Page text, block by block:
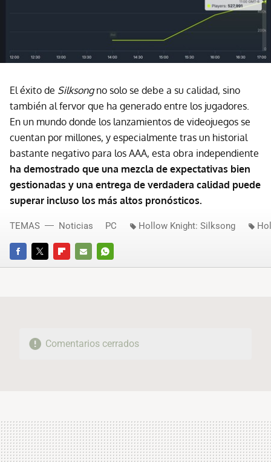
El éxito de Silksongno solo se debe a su calidad, sino
también al fervor que ha generado entre los jugadores.
En un mundo donde los lanzamientos de videojuegos se
cuentan por millones, y especialmente tras un historial
bastante negativo para los AAA, esta obra independiente
ha demostrado que una mezcla de expectativas bien
gestionadas y una entrega de verdadera calidad puede
superar incluso los más altos pronósticos.
FACEBOOKTWITTERFLIPBOARD
E-
WHATSAPP
TEMAS Noticias PC Hollow Knight: Silksong
Comentarios cerrados